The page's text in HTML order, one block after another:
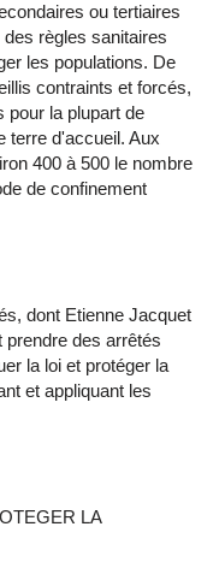
ou tertiaires
règles sanitaires
les populations. De
contraints et forcés,
pour la plupart de
terre d'accueil. Aux
400 à 500 le nombre
de confinement
dont Etienne Jacquet
prendre des arrêtés
la loi et protéger la
et appliquant les
LA